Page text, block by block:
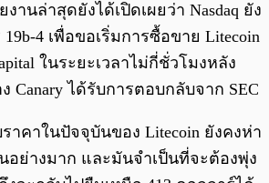
านล่าสุดยังได้เปิดเผยว่า Nasdaq ยัง
4 เพื่อขอเริ่มการซื้อขาย Litecoin
ในระยะเวลาไม่กี่ชั่วโมงหลัง
Canary ได้รับการตอบกลับจาก SEC
าคาในปัจจุบันของ Litecoin ยังคงห่า
อย่างมาก และมันจำเป็นที่จะต้องพุ่ง